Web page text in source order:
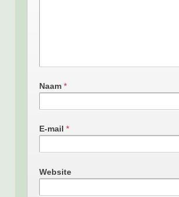
Naam *
E-mail *
Website